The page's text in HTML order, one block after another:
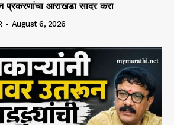
प्रकरणांचा आराखडा सादर करा
- August 6, 2026